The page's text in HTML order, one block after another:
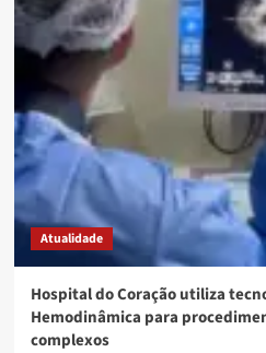
Atualidade
Hospital do Coração utiliza
Hemodinâmica para
complexos